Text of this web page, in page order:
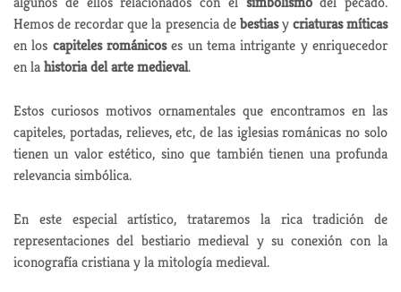
Hemos de recordar que la presencia debestiasycriaturas míticas
en los capiteles románicoses un tema intrigante y enriquecedor
en lahistoria del arte medieval.
Estos curiosos motivos ornamentales que encontramos en las
capiteles, portadas, relieves, etc, de las iglesias románicas no solo
tienen un valor estético, sino que también tienen una profunda
relevancia simbólica.
En este especial artístico, trataremos la rica tradición de
representaciones del bestiario medieval y su conexión con la
iconografía cristiana y la mitología medieval.